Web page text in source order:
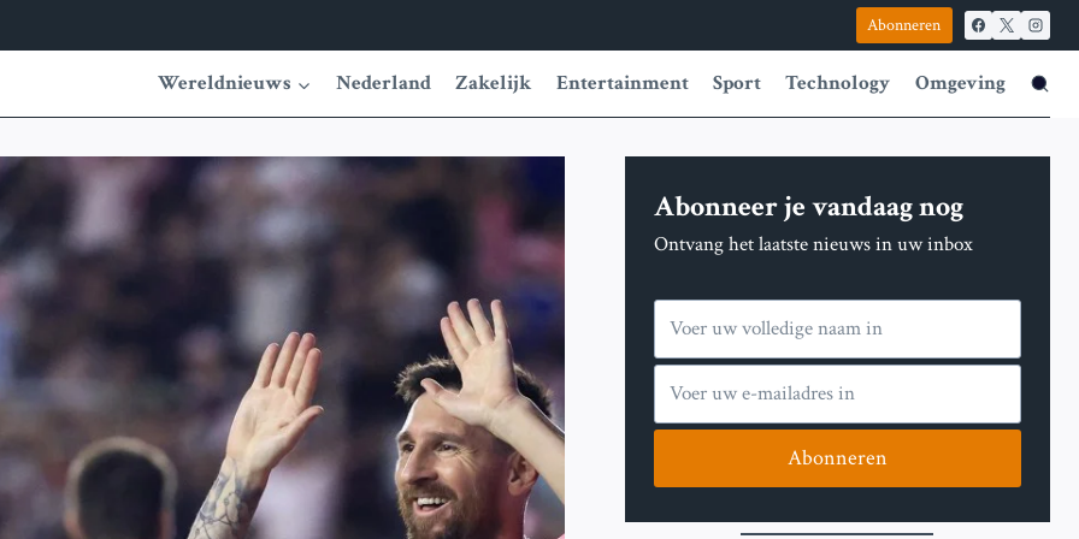
Abonneren
Wereldnieuws Nederland Zakelijk Entertainment Sport Technology Omgeving
Abonneer je vandaag nog
Ontvang het laatste nieuws in uw inbox
Abonneren